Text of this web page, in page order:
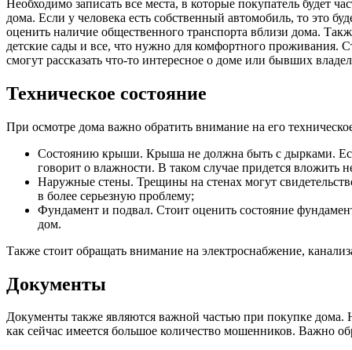
Необходимо записать все места, в которые покупатель будет
дома. Если у человека есть собственный автомобиль, то это
оценить наличие общественного транспорта вблизи дома.
детские сады и все, что нужно для комфортного проживания.
смогут рассказать что-то интересное о доме или бывших
Техническое состояние
При осмотре дома важно обратить внимание на его
Состоянию крыши. Крыша не должна быть с дырками.
говорит о влажности. В таком случае придется вложить
Наружные стены. Трещины на стенах могут
в более серьезную проблему;
Фундамент и подвал. Стоит оценить состояние
дом.
Также стоит обращать внимание на электроснабжение,
Документы
Документы также являются важной частью при покупке дома.
как сейчас имеется большое количество мошенников. Важно